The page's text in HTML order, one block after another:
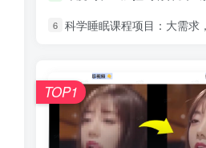
6 科学睡眠课程项目：大需求，丰富付费人
TOP1